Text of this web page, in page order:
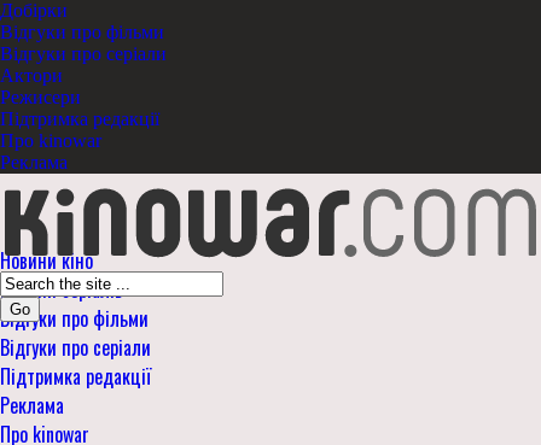
Добірки
Відгуки про фільми
Відгуки про серіали
Актори
Режисери
Підтримка редакції
Про kinowar
Реклама
Go
Новини кіно
Новини серіалів
Відгуки про фільми
Відгуки про серіали
Підтримка редакції
Реклама
Про kinowar